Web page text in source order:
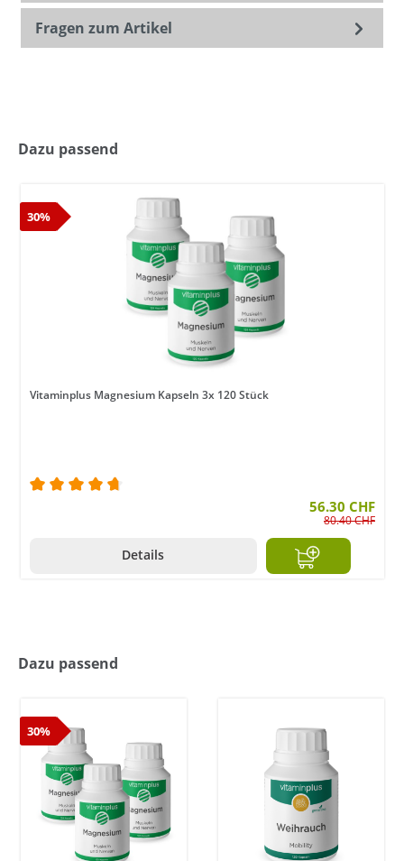
Fragen zum Artikel
Dazu passend
30%
Vitaminplus Magnesium Kapseln 3x 120 Stück
Durchschnittliche Bewertung von 4.7 von 5
56.30 CHF
80.40 CHF
Details
Dazu passend
30%